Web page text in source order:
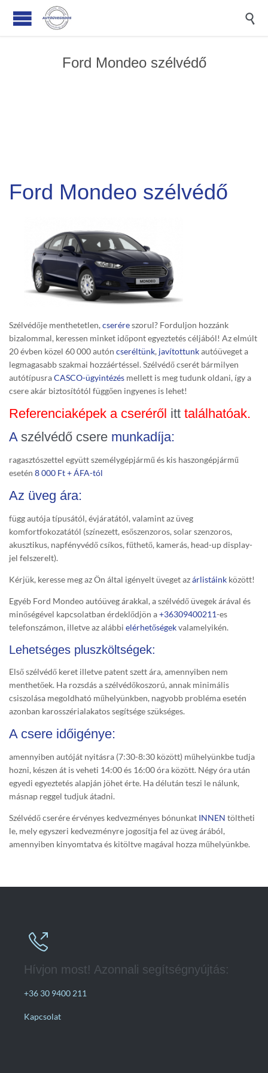

Ford Mondeo szélvédő
Ford Mondeo szélvédő
Szélvédője menthetetlen, cseréreszorul? Forduljon hozzánk
bizalommal, keressen minket időpont egyeztetés céljából! Az elmúlt
20 évben közel 60 000 autón cseréltünk, javítottunkautóüveget a
legmagasabb szakmai hozzáértéssel. Szélvédő cserét bármilyen
autótípusraCASCO-ügyintézés mellett is meg tudunk oldani, így a
csere akár biztosítótól függően ingyenes is lehet!
Referenciaképek a cseréről itt találhatóak.
A szélvédő csere munkadíja:
ragasztószettel együtt személygépjármű és kis haszongépjármű
esetén 8 000 Ft + ÁFA-tól
Az üveg ára:
függ autója típusától, évjáratától, valamint az üveg
komfortfokozatától (színezett, esőszenzoros, solar szenzoros,
akusztikus, napfényvédő csíkos, fűthető, kamerás, head-up display-
jel felszerelt).
Kérjük, keresse meg az Ön által igényelt üveget azárlistáink között!
Egyéb Ford Mondeo autóüveg árakkal, a szélvédő üvegek árával és
minőségével kapcsolatban érdeklődjön a+36309400211-es
telefonszámon, illetve az alábbi elérhetőségekvalamelyikén.
Lehetséges pluszköltségek:
Első szélvédő keret illetve patent szett ára, amennyiben nem
menthetőek. Ha rozsdás a szélvédőkoszorú, annak minimális
csiszolása megoldható műhelyünkben, nagyobb probléma esetén
azonban karosszérialakatos segítsége szükséges.
A csere időigénye:
amennyiben autóját nyitásra (7:30-8:30 között) műhelyünkbe tudja
hozni, készen át is veheti 14:00 és 16:00 óra között. Négy óra után
egyedi egyeztetés alapján jöhet érte. Ha délután teszi le nálunk,
másnap reggel tudjuk átadni.
Szélvédő cserére érvényes kedvezményes bónunkat INNEN töltheti
le, mely egyszeri kedvezményre jogosítja fel az üveg árából,
amennyiben kinyomtatva és kitöltve magával hozza műhelyünkbe.

Hívjon most! Azonnali segítségnyújtás:
+36 30 9400 211
Kapcsolat